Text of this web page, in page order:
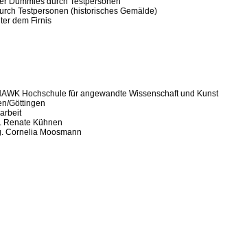
Testpersonen (historisches Gemälde)
dem Firnis
Hochschule für angewandte Wissenschaft und Kunst
Göttingen
Renate Kühnen
Cornelia Moosmann